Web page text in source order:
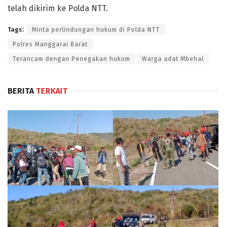
telah dikirim ke Polda NTT.
Tags: Minta perlindungan hukum di Polda NTT
Polres Manggarai Barat
Terancam dengan Penegakan hukum Warga adat Mbehal
BERITATERKAIT